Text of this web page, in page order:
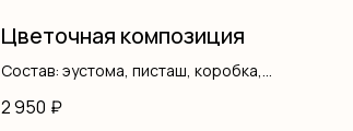
Цветочная композиция
Состав: эустома, писташ, коробка,
2 950 ₽